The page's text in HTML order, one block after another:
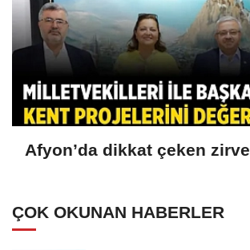
Afyon’da dikkat çeken zirve
ÇOK OKUNAN HABERLER